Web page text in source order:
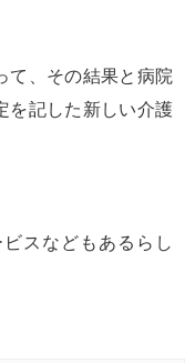
て、その結果と病院
を記した新しい介護
スなどもあるらし